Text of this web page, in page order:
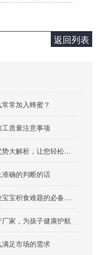
返回列表
常加入蜂蜜？
质量注意事项
小儿贴厂家批发价格优势大解析，让您轻松选购优质产品！
确的判断的话
小儿积食保健贴：解决宝宝积食难题的必备良品！
家，为孩子健康护航
足市场的需求